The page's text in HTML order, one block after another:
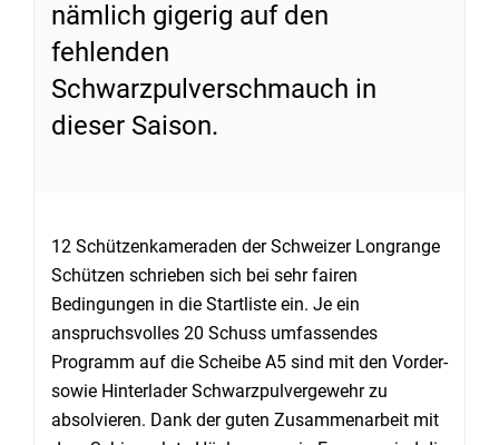
nämlich gigerig auf den
fehlenden
Schwarzpulverschmauch in
dieser Saison.
12 Schützenkameraden der Schweizer Longrange
Schützen schrieben sich bei sehr fairen
Bedingungen in die Startliste ein. Je ein
anspruchsvolles 20 Schuss umfassendes
Programm auf die Scheibe A5 sind mit den Vorder-
sowie Hinterlader Schwarzpulvergewehr zu
absolvieren. Dank der guten Zusammenarbeit mit